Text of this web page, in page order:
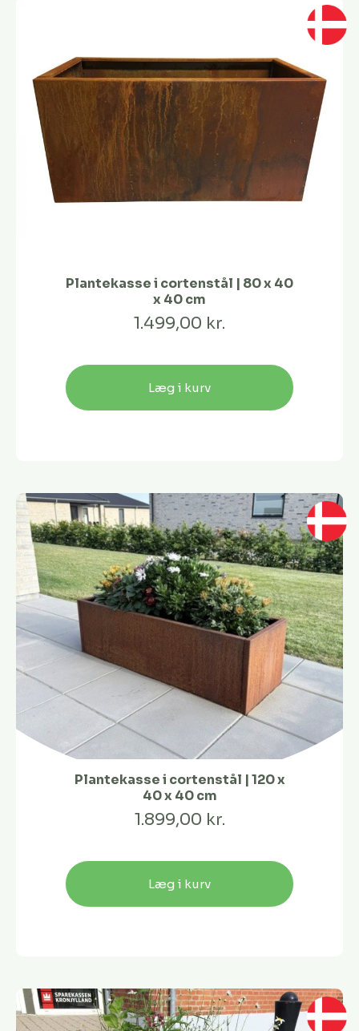
Plantekasse i cortenstål | 80 x 40
x 40 cm
1.499,00 kr.
Læg i kurv
Plantekasse i cortenstål | 120 x
40 x 40 cm
1.899,00 kr.
Læg i kurv